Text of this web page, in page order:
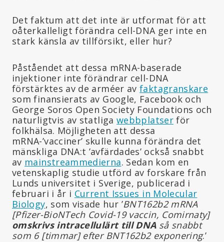
Det faktum att det inte är utformat för att
oåterkalleligt förändra cell-DNA ger inte en
stark känsla av tillförsikt, eller hur?
Påståendet att dessa mRNA-baserade
injektioner inte förändrar cell-DNA
förstärktes av de arméer avfaktagranskare
som finansierats av Google, Facebook och
George Soros Open Society Foundations och
naturligtvis av statliga webbplatserför
folkhälsa. Möjligheten att dessa
mRNA-’vacciner’ skulle kunna förändra det
mänskliga DNA:t ’avfärdades’ också snabbt
av mainstreammedierna. Sedan kom en
vetenskaplig studie utförd av forskare från
Lunds universitet i Sverige, publicerad i
februari i år i Current Issues in Molecular
Biology, som visade hur ’BNT162b2 mRNA
[Pfizer-BioNTech Covid-19 vaccin, Comirnaty]
omskrivs intracellulärt till DNA så snabbt
som 6 [timmar] efter BNT162b2 exponering.’